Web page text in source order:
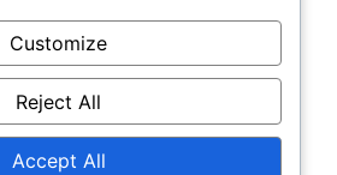
Customize
Reject All
Accept All